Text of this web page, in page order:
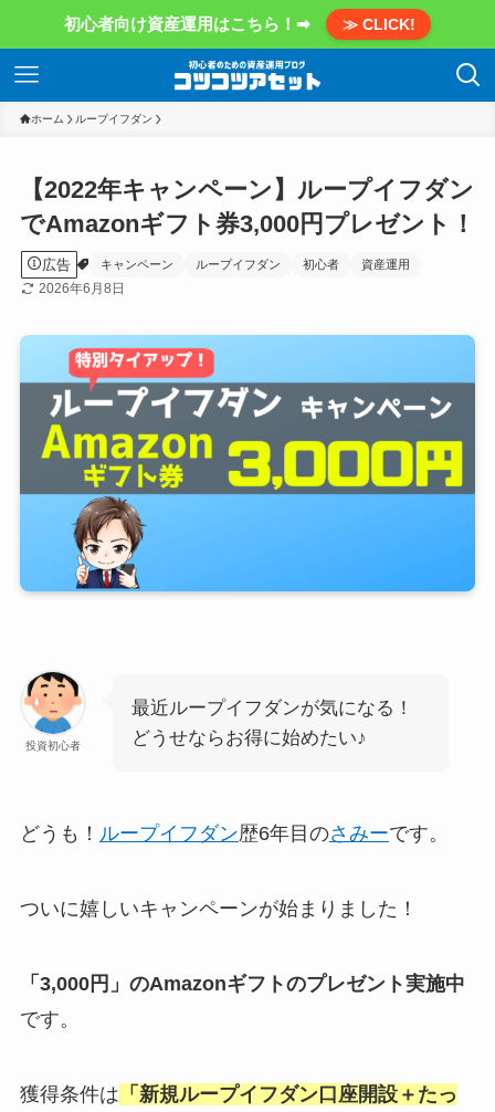
初心者向け資産運用はこちら！➡ ≫ CLICK!
ホーム ループイフダン
【2022年キャンペーン】ループイフダン
でAmazonギフト券3,000円プレゼント！
広告 キャンペーン ループイフダン 初心者 資産運用
2026年6月8日
投資初心者
最近ループイフダンが気になる！
どうせならお得に始めたい♪
どうも！ ループイフダン歴6年目のさみーです。
ついに嬉しいキャンペーンが始まりました！
「3,000円」のAmazonギフトのプレゼント実施中
です。
獲得条件は 「新規ループイフダン口座開設＋たっ